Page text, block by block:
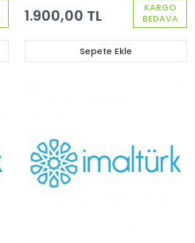
KARGO
BEDAVA
1.900,00 TL
Sepete Ekle